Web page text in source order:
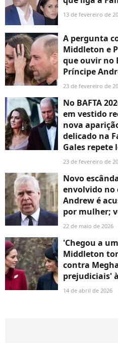
13 de fevereiro de
A pergunta
Middleton e
que ouvir no
Príncipe
23 de fevereiro de
No BAFTA
em vestido
nova
delicado na
Gales repete
23 de fevereiro de
Novo
envolvido no
Andrew é
por mulher;
22 de maio de 2026
'Chegou a
Middleton
contra
prejudiciais'
14 de abril de 2026